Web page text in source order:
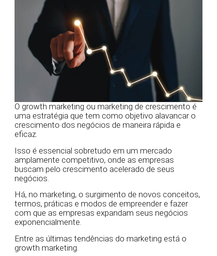
O growth marketing ou marketing de crescimento é
uma estratégia que tem como objetivo alavancar o
crescimento dos negócios de maneira rápida e
eficaz.
Isso é essencial sobretudo em um mercado
amplamente competitivo, onde as empresas
buscam pelo crescimento acelerado de seus
negócios.
Há, no marketing, o surgimento de novos conceitos,
termos, práticas e modos de empreender e fazer
com que as empresas expandam seus negócios
exponencialmente.
Entre as últimas tendências do marketing está o
growth marketing.